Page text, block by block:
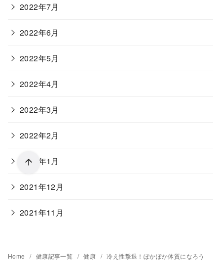
2022年7月
2022年6月
2022年5月
2022年4月
2022年3月
2022年2月
2022年1月
2021年12月
2021年11月
Home 健康記事一覧 健康 冷え性撃退！ぽかぽか体質になろう